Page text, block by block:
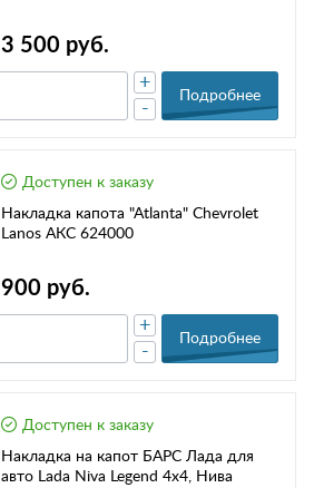
3 500 руб.
-
+
Подробнее
Доступен к заказу
Накладка капота "Atlantа" Chevrolet
Lanos АКС 624000
900 руб.
-
+
Подробнее
Доступен к заказу
Накладка на капот БАРС Лада для
авто Lada Niva Legend 4x4, Нива